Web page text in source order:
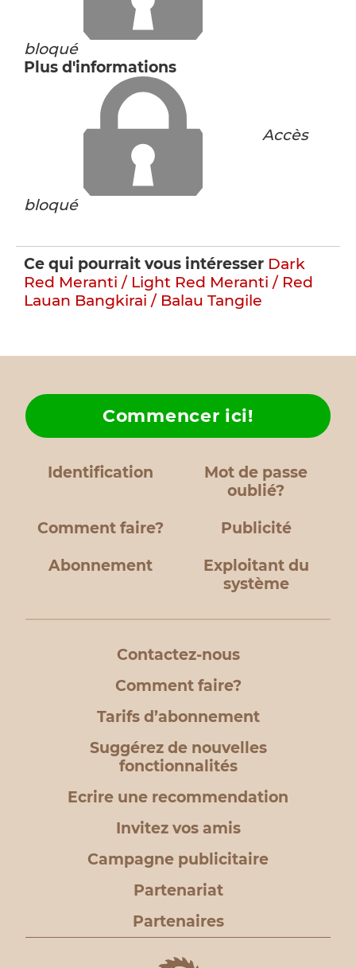
bloqué
Plus d'informations
Accès
bloqué
Ce qui pourrait vous intéresser Dark
Red Meranti / Light Red Meranti / Red
Lauan Bangkirai / Balau Tangile
Identification
Mot de passe
oublié?
Comment faire?
Commencer ici!
Publicité
Abonnement
Exploitant du
système
Contactez-nous
Comment faire?
Tarifs d’abonnement
Suggérez de nouvelles
fonctionnalités
Ecrire une recommendation
Invitez vos amis
Campagne publicitaire
Partenariat
Partenaires